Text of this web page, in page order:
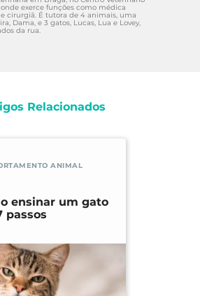
exerce funções como médica
cirurgiã. É tutora de 4 animais, uma
Dama, e 3 gatos, Lucas, Lua e Lovey,
da rua.
Relacionados
ANIMAL
ensinar um gato
passos